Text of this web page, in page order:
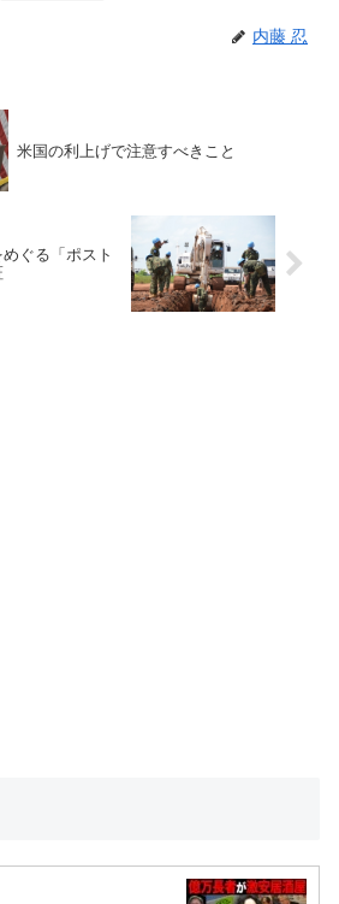
内藤 忍
米国の利上げで注意すべきこと
ぐる「ポスト